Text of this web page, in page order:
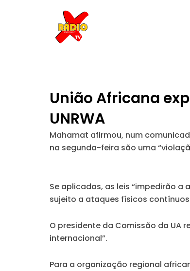
União Africana
UNRWA
Mahamat afirmou, num
na segunda-feira são uma
Se aplicadas, as leis “impedirão
sujeito a ataques físicos
O presidente da Comissão da UA
internacional”.
Para a organização regional